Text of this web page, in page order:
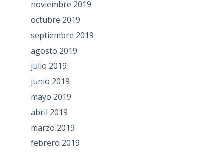
noviembre 2019
octubre 2019
septiembre 2019
agosto 2019
julio 2019
junio 2019
mayo 2019
abril 2019
marzo 2019
febrero 2019